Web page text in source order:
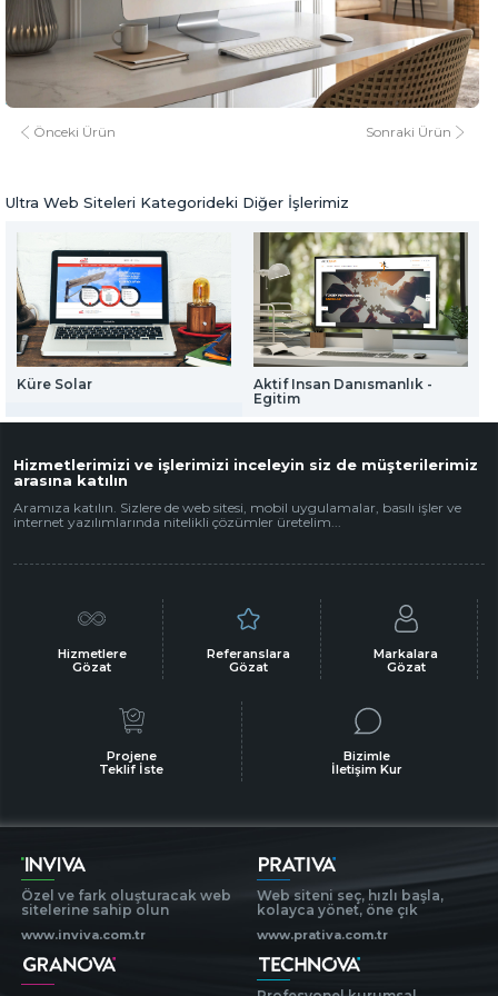
Web Mail Arayüzü
için Tıklayınız
Çetmililer Derneği
www.cetmililer.com
Ultra Web Siteleri
Önceki Ürün Sonraki Ürün
Ultra Web Siteleri Kategorideki Diğer İşlerimiz
Küre Solar
Aktif Insan Danısmanlık -
Egitim
Hizmetlerimizi ve işlerimizi inceleyin siz de müşterilerimiz
arasına katılın
Aramıza katılın. Sizlere de web sitesi, mobil uygulamalar, basılı işler ve
internet yazılımlarında nitelikli çözümler üretelim...
Hizmetlere
Gözat
Referanslara
Gözat
Markalara
Gözat
Projene
Teklif İste
Bizimle
İletişim Kur
Özel ve fark oluşturacak web
sitelerine sahip olun
www.inviva.com.tr
Web siteni seç, hızlı başla,
kolayca yönet, öne çık
www.prativa.com.tr